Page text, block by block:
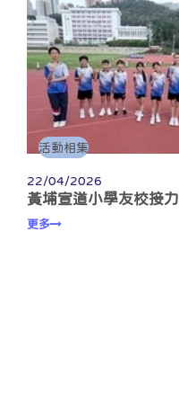
活動相集
22/04/2026
黃埔宣道小學友校接力
更多